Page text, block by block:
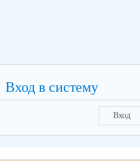
Вход в систему
Вход